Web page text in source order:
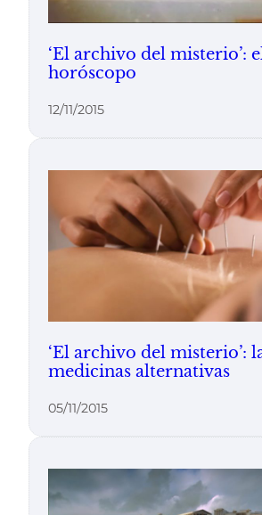
‘El archivo del misterio’:
horóscopo
12/11/2015
‘El archivo del misterio’:
medicinas alternativas
05/11/2015